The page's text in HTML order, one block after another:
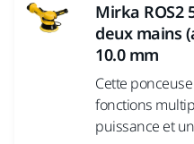
Mirka ROS2
deux mains
10.0 mm
Cette
fonctions
puissance et